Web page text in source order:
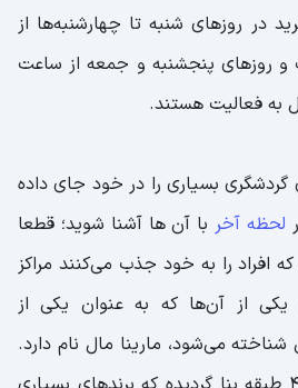
در روزهای شنبه تا چهارشنبه‌ها از
صبح تا ۱۰ شب و روزهای پنجشنبه و جمعه از ساعت
بسیاری را در خود جای داده
لحظه آخر با آن ها آشنا شوید؛ قطعا
افراد را به خود جذب می‌کنند مراکز
از آن‌ها که به عنوان یکی از
شناخته می‌شود، مارینا مال نام دارد.